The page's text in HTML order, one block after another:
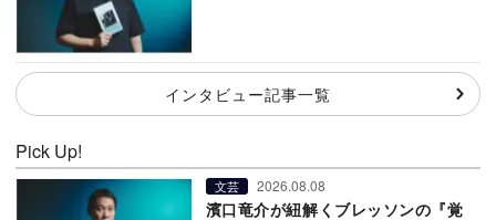
インタビュー記事一覧
Pick Up!
文芸 2026.08.08
濱口竜介が紐解くブレッソンの『覚